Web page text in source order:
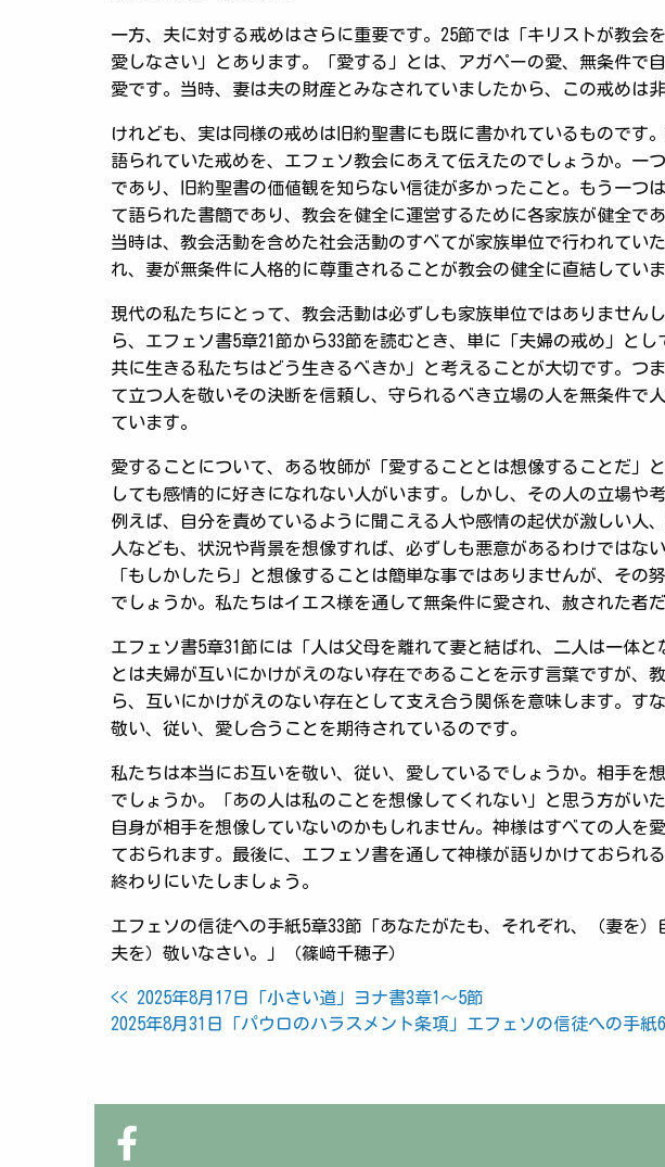
一方、夫に対する戒めはさらに重要です。25節では「キリストが教会
愛しなさい」とあります。「愛する」とは、アガペーの愛、無条件で
愛です。当時、妻は夫の財産とみなされていましたから、この戒めは
けれども、実は同様の戒めは旧約聖書にも既に書かれているものです
語られていた戒めを、エフェソ教会にあえて伝えたのでしょうか。一
であり、旧約聖書の価値観を知らない信徒が多かったこと。もう一つ
て語られた書簡であり、教会を健全に運営するために各家族が健全で
当時は、教会活動を含めた社会活動のすべてが家族単位で行われてい
れ、妻が無条件に人格的に尊重されることが教会の健全に直結していま
現代の私たちにとって、教会活動は必ずしも家族単位ではありません
ら、エフェソ書5章21節から33節を読むとき、単に「夫婦の戒め」と
共に生きる私たちはどう生きるべきか」と考えることが大切です。つ
て立つ人を敬いその決断を信頼し、守られるべき立場の人を無条件で
ています。
愛することについて、ある牧師が「愛することとは想像することだ」
しても感情的に好きになれない人がいます。しかし、その人の立場や
例えば、自分を責めているように聞こえる人や感情の起伏が激しい人
人なども、状況や背景を想像すれば、必ずしも悪意があるわけではな
「もしかしたら」と想像することは簡単な事ではありませんが、その
でしょうか。私たちはイエス様を通して無条件に愛され、赦された者だ
エフェソ書5章31節には「人は父母を離れて妻と結ばれ、二人は一体
とは夫婦が互いにかけがえのない存在であることを示す言葉ですが、
ら、互いにかけがえのない存在として支え合う関係を意味します。す
敬い、従い、愛し合うことを期待されているのです。
私たちは本当にお互いを敬い、従い、愛しているでしょうか。相手を
でしょうか。「あの人は私のことを想像してくれない」と思う方がい
自身が相手を想像していないのかもしれません。神様はすべての人を
ておられます。最後に、エフェソ書を通して神様が語りかけておられ
終わりにいたしましょう。
エフェソの信徒への手紙5章33節「あなたがたも、それぞれ、（妻を
夫を）敬いなさい。」（篠﨑千穂子）
投
ナ
<< 2025年8月17日「小さい道」ヨナ書3章1～5節
2025年8月31日「パウロのハラスメント条項」エフェソの信徒への手紙